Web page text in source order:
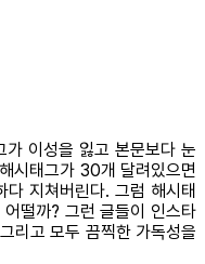
이성을 잃고 본문보다 눈
시태그가 30개 달려있으면
지쳐버린다. 그럼 해시태
떨까? 그런 글들이 인스타
리고 모두 끔찍한 가독성을